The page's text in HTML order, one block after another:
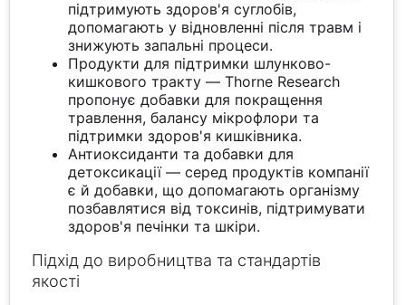
підтримують здоров'я суглобів,
допомагають у відновленні після травм і
знижують запальні процеси.
Продукти для підтримки шлунково-
кишкового тракту — Thorne Research
пропонує добавки для покращення
травлення, балансу мікрофлори та
підтримки здоров'я кишківника.
Антиоксиданти та добавки для
детоксикації — серед продуктів компанії
є й добавки, що допомагають організму
позбавлятися від токсинів, підтримувати
здоров'я печінки та шкіри.
Підхід до виробництва та стандартів
якості